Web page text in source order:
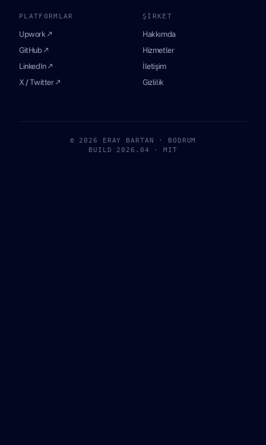
PLATFORMLAR
Upwork ↗
GitHub ↗
LinkedIn ↗
X / Twitter ↗
ŞIRKET
Hakkımda
Hizmetler
İletişim
Gizlilik
© 2026 ERAY BARTAN · BODRUM
BUILD 2026.04 · MIT